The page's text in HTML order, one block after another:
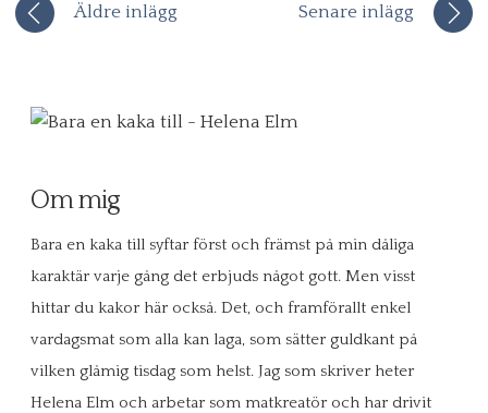
Äldre inlägg Senare inlägg
Om mig
Bara en kaka till syftar först och främst på min dåliga
karaktär varje gång det erbjuds något gott. Men visst
hittar du kakor här också. Det, och framförallt enkel
vardagsmat som alla kan laga, som sätter guldkant på
vilken glåmig tisdag som helst. Jag som skriver heter
Helena Elm och arbetar som matkreatör och har drivit